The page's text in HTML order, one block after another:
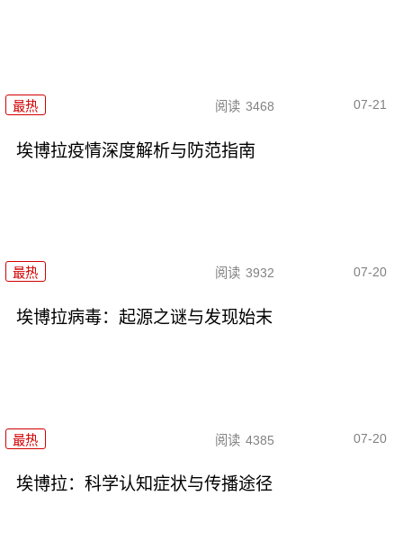
最热 阅读 3468 07-21
埃博拉疫情深度解析与防范指南
最热 阅读 3932 07-20
埃博拉病毒：起源之谜与发现始末
最热 阅读 4385 07-20
埃博拉：科学认知症状与传播途径